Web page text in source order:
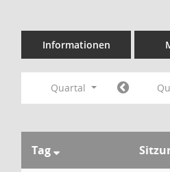
Informationen
Quartal
Tag